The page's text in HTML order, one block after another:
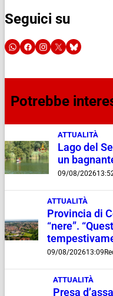
Seguici su
Potrebbe
ATTUALITÀ
Lago del
un
09/08/2026
ATTUALITÀ
Provincia di
“nere”.
09/08/202613:09
ATTUALITÀ
Presa